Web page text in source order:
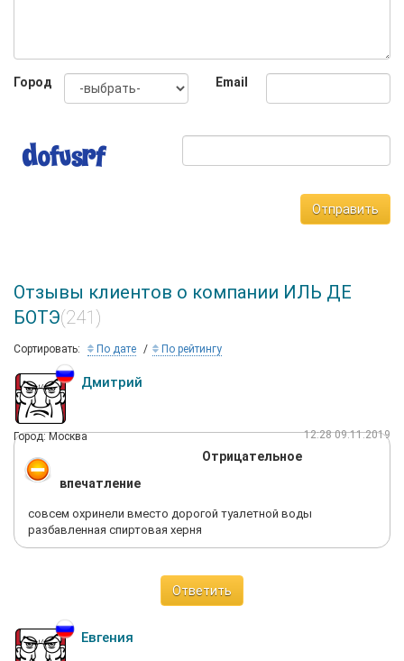
Город Email
Отправить
Отзывы клиентов о компании ИЛЬ ДЕ
БОТЭ(241)
Сортировать: По дате По рейтингу
Дмитрий
Город: Москва 12:28 09.11.2019
Отрицательное
впечатление
совсем охринели вместо дорогой туалетной воды
разбавленная спиртовая херня
Ответить
Евгения